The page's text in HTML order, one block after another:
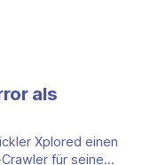
als
Xplored einen
für seine